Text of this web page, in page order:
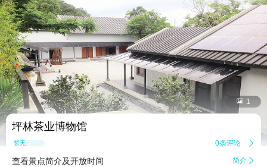
 1
坪林茶业博物馆
暂无点评 0条评论 
查看景点简介及开放时间 简介 
